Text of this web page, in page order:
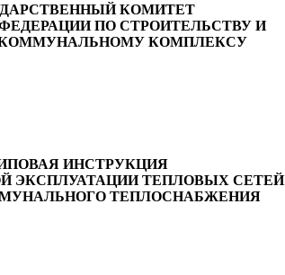
КОМИТЕТ
ПО СТРОИТЕЛЬСТВУ И
КОМПЛЕКСУ
ИНСТРУКЦИЯ
ЭКСПЛУАТАЦИИ ТЕПЛОВЫХ СЕТЕЙ
ТЕПЛОСНАБЖЕНИЯ